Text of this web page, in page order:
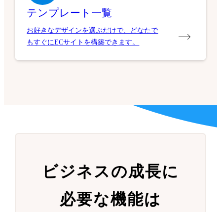
テンプレート一覧
お好きなデザインを選ぶだけで、どなたで
もすぐにECサイトを構築できます。
ビジネスの成長に
必要な機能は